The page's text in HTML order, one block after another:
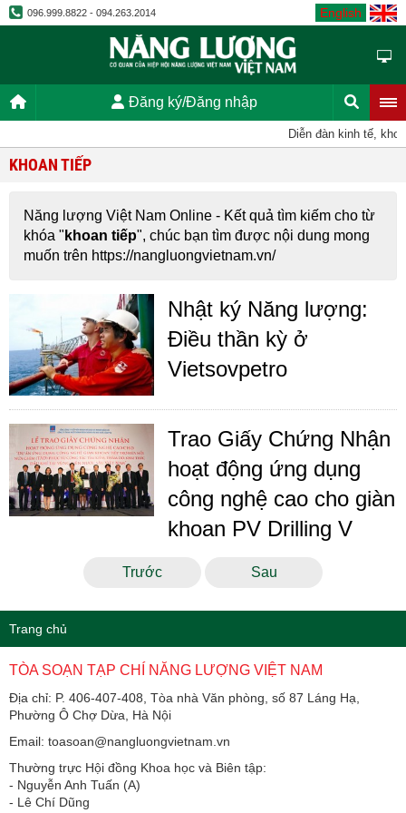
096.999.8822 - 094.263.2014 English
Đăng ký/Đăng nhập
Diễn đàn kinh tế,
KHOAN TIẾP
Năng lượng Việt Nam Online - Kết quả tìm kiếm cho từ
khóa " khoan tiếp", chúc bạn tìm được nội dung mong
muốn trên https://nangluongvietnam.vn/
Nhật ký Năng lượng:
Điều thần kỳ ở
Vietsovpetro
Trao Giấy Chứng Nhận
hoạt động ứng dụng
công nghệ cao cho giàn
khoan PV Drilling V
Trước Sau
Trang chủ
TÒA SOẠN TẠP CHÍ NĂNG LƯỢNG VIỆT NAM
Địa chỉ: P. 406-407-408, Tòa nhà Văn phòng, số 87 Láng Hạ,
Phường Ô Chợ Dừa, Hà Nội
Email: toasoan@nangluongvietnam.vn
Thường trực Hội đồng Khoa học và Biên tập:
​​​​​​- Nguyễn Anh Tuấn (A)
- Lê Chí Dũng